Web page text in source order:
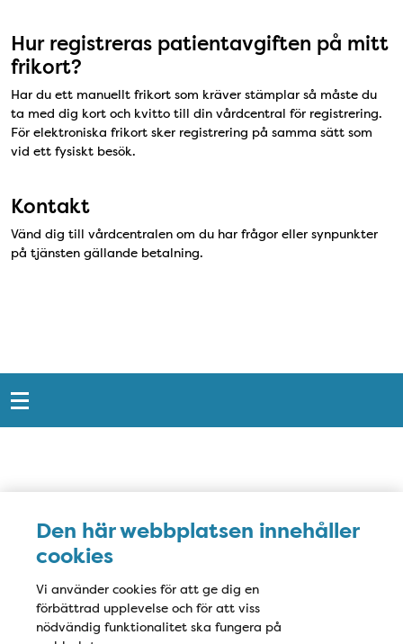
Den här webbplatsen innehåller
cookies
Vi använder cookies för att ge dig en
förbättrad upplevelse och för att viss
nödvändig funktionalitet ska fungera på
Hur registreras patientavgiften på mitt
frikort?
Har du ett manuellt frikort som kräver stämplar så måste du
ta med dig kort och kvitto till din vårdcentral för registrering.
För elektroniska frikort sker registrering på samma sätt som
vid ett fysiskt besök.
Kontakt
Vänd dig till vårdcentralen om du har frågor eller synpunkter
på tjänsten gällande betalning.
Snabblänkar
Karta